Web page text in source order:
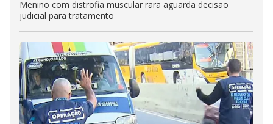
Menino com distrofia muscular rara aguarda decisão
judicial para tratamento